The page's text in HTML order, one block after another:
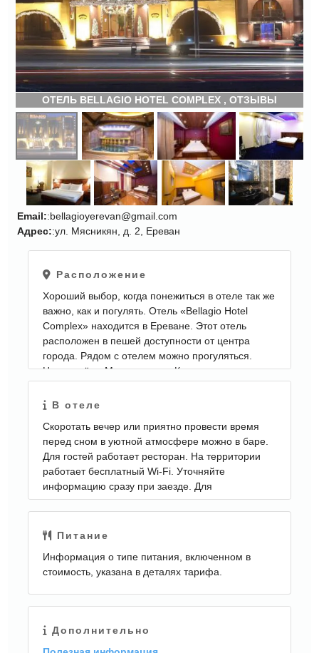
ОТЕЛЬ BELLAGIO HOTEL COMPLEX , ОТЗЫВЫ
ЕЩЕ
Email::bellagioyerevan@gmail.com
Адрес::ул. Мясникян, д. 2, Ереван
Расположение
Хороший выбор, когда понежиться в отеле так же
важно, как и погулять. Отель «Bellagio Hotel
Complex» находится в Ереване. Этот отель
расположен в пешей доступности от центра
города. Рядом с отелем можно прогуляться.
Неподалёку: Матенадаран, Каскады и
В отеле
Скоротать вечер или приятно провести время
перед сном в уютной атмосфере можно в баре.
Для гостей работает ресторан. На территории
работает бесплатный Wi-Fi. Уточняйте
информацию сразу при заезде. Для
путешественников на машине организована
массажный кабинет и сауна. Среди развлечений
будем баловать себя водными процедурами:
есть бассейн. Удобно для гостей с
этажи гостей поднимает лифт.; Гостям доступны
химчистка и гладильные услуги.
Питание
Информация о типе питания, включенном в
стоимость, указана в деталях тарифа.
Дополнительно